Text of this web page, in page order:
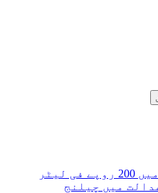
ہائی اوکٹین کی قیمت میں 200 روپے فی لیٹر
میں چیلنج